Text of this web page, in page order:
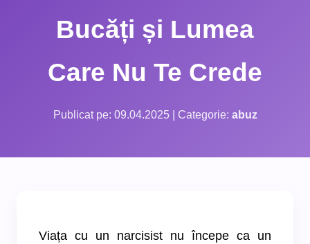
Bucăți și Lumea
Care Nu Te Crede
Publicat pe: 09.04.2025 | Categorie: abuz
Viața cu un narcisist nu începe ca un